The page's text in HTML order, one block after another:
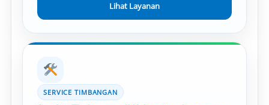
Lihat Layanan
SERVICE TIMBANGAN